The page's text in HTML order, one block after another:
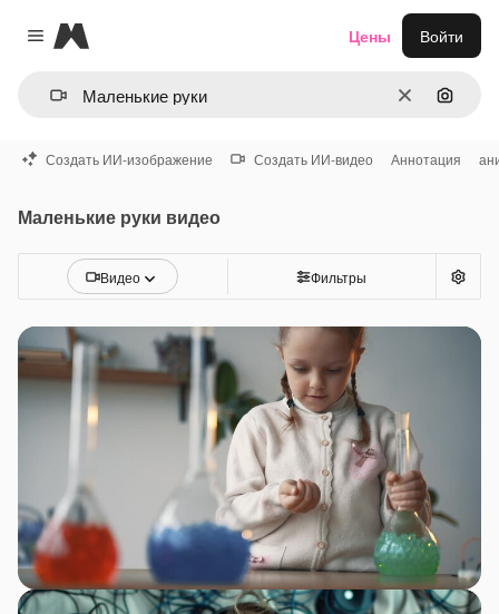
Close menu
Magnific
ОчиститьПоиск
Цены Войти
Создать ИИ-изображение Создать ИИ-видео Аннотация
Маленькие руки видео
Видео Фильтры